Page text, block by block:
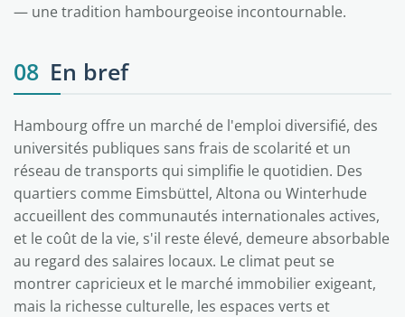
— une tradition hambourgeoise incontournable.
08 En bref
Hambourg offre un marché de l'emploi diversifié, des
universités publiques sans frais de scolarité et un
réseau de transports qui simplifie le quotidien. Des
quartiers comme Eimsbüttel, Altona ou Winterhude
accueillent des communautés internationales actives,
et le coût de la vie, s'il reste élevé, demeure absorbable
au regard des salaires locaux. Le climat peut se
montrer capricieux et le marché immobilier exigeant,
mais la richesse culturelle, les espaces verts et